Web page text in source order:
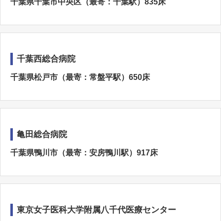
千葉県千葉市中央区（最寄：千葉駅）835床
千葉西総合病院
千葉県松戸市（最寄：常盤平駅）650床
亀田総合病院
千葉県鴨川市（最寄：安房鴨川駅）917床
東京女子医科大学附属八千代医療センター